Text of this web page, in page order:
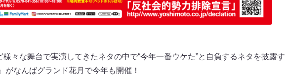
々な舞台で実演してきたネタの中で“今年一番ウケた”と自負するネタを披露す
なんばグランド花月で今年も開催！